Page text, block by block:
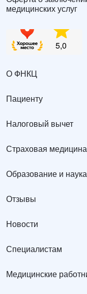
медицинских услуг
О ФНКЦ
Пациенту
Налоговый вычет
Страховая медицина
Образование и наука
Отзывы
Новости
Специалистам
Медицинские